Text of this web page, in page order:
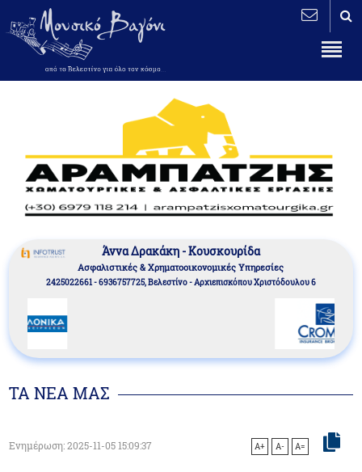
Άννα Δρακάκη - Κουσκουρίδα
Aσφαλιστικές & Χρηματοοικονομικές Υπηρεσίες
2425022661 - 6936757725, Βελεστίνο - Αρχιεπισκόπου Χριστόδουλου 6
ΤΑ ΝΕΑ ΜΑΣ
Ενημέρωση: 2025-11-05 15:09:37 A+ A- A=